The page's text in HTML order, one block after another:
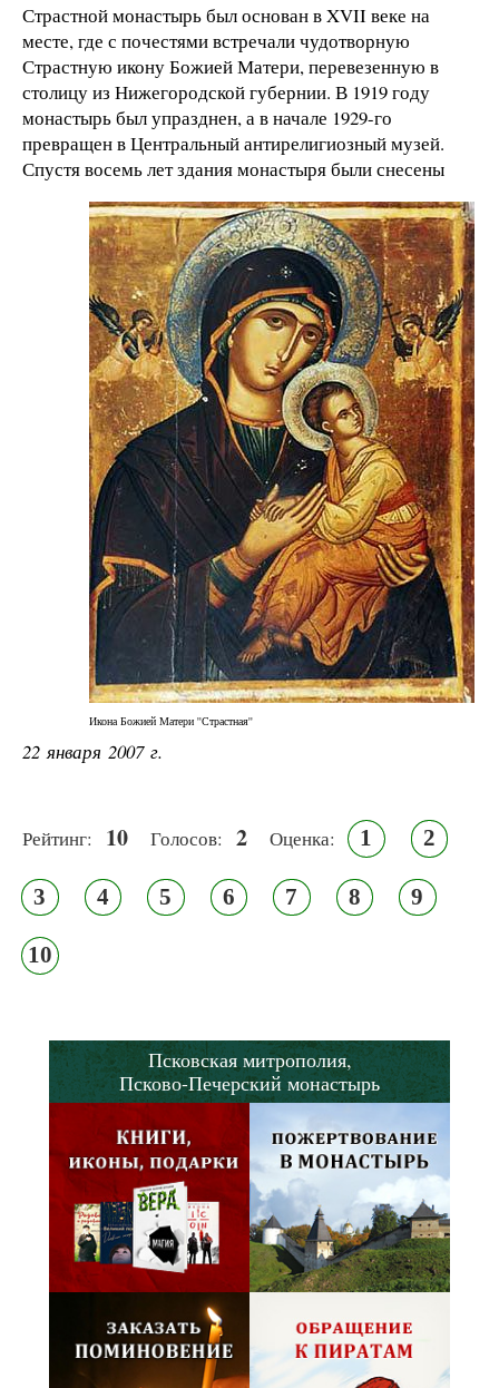
Страстной монастырь был основан в XVII веке на
месте, где с почестями встречали чудотворную
Страстную икону Божией Матери, перевезенную в
столицу из Нижегородской губернии. В 1919 году
монастырь был упразднен, а в начале 1929-го
превращен в Центральный антирелигиозный музей.
Спустя восемь лет здания монастыря были снесены
Икона Божией Матери ''Страстная''
22 января 2007 г.
Рейтинг: 10 Голосов: 2 Оценка: 1 2
3 4 5 6 7 8 9
10
Псковская митрополия,
Псково-Печерский монастырь